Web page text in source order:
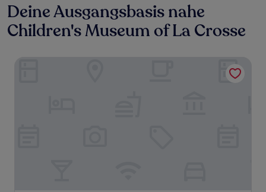
Deine Ausgangsbasis nahe
Children's Museum of La Crosse